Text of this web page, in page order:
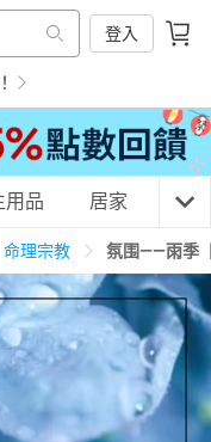
登入
保健 民生用品
閒 親子玩具
用品 居家 3C
命理宗教 氛围——雨季